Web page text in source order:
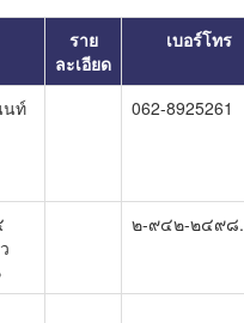
ราย
ละเอียด
เบอร์โทร
นท์
062-8925261
๒-๙๔๒-๒๔๙๘.